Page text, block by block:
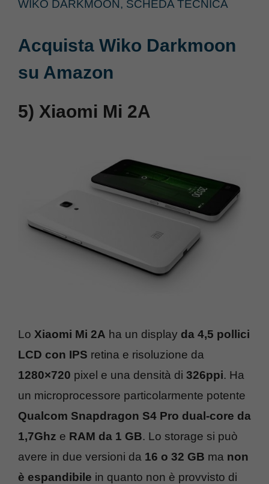
WIKO DARKMOON, SCHEDA TECNICA
Acquista Wiko Darkmoon
su Amazon
5) Xiaomi Mi 2A
Lo Xiaomi Mi 2A ha un display da 4,5 pollici
LCD con IPS retina e risoluzione da
1280×720 pixel e una densità di 326ppi. Ha
un microprocessore particolarmente potente
Qualcom Snapdragon S4 Pro dual-core da
1,7Ghz e RAM da 1 GB. Lo storage si può
avere in due versioni da 16 o 32 GB ma non
è espandibile in quanto non è provvisto di